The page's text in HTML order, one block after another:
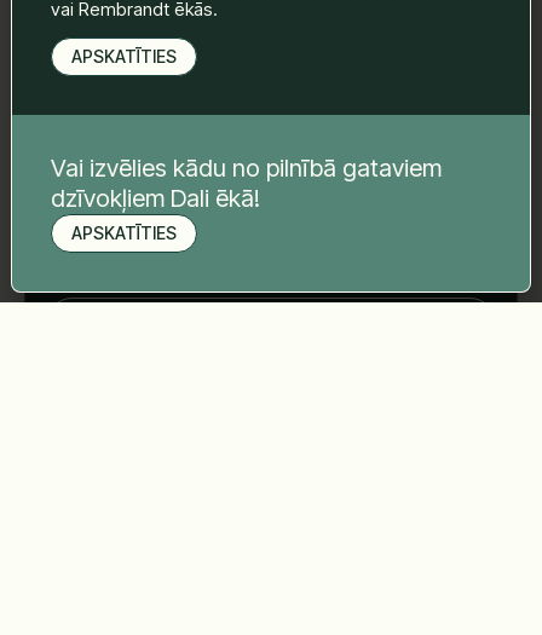
Pieteikt apskati
Telefona nr. *
vai Rembrandt ēkās.
APSKATĪTIES
Vai izvēlies kādu no pilnībā gataviem
dzīvokļiem Dali ēkā!
APSKATĪTIES